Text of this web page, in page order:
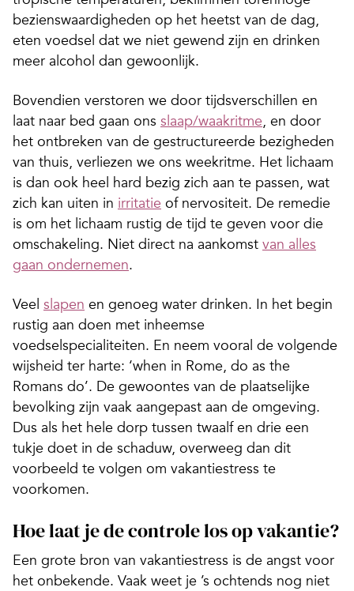
bezienswaardigheden op het heetst van de dag,
eten voedsel dat we niet gewend zijn en drinken
meer alcohol dan gewoonlijk.
Bovendien verstoren we door tijdsverschillen en
laat naar bed gaan ons slaap/waakritme, en door
het ontbreken van de gestructureerde bezigheden
van thuis, verliezen we ons weekritme. Het lichaam
is dan ook heel hard bezig zich aan te passen, wat
zich kan uiten in irritatie of nervositeit. De remedie
is om het lichaam rustig de tijd te geven voor die
omschakeling. Niet direct na aankomst van alles
gaan ondernemen.
Veel slapen en genoeg water drinken. In het begin
rustig aan doen met inheemse
voedselspecialiteiten. En neem vooral de volgende
wijsheid ter harte: ‘when in Rome, do as the
Romans do’. De gewoontes van de plaatselijke
bevolking zijn vaak aangepast aan de omgeving.
Dus als het hele dorp tussen twaalf en drie een
tukje doet in de schaduw, overweeg dan dit
voorbeeld te volgen om vakantiestress te
voorkomen.
Hoe laat je de controle los op vakantie?
Een grote bron van vakantiestress is de angst voor
het onbekende. Vaak weet je ’s ochtends nog niet